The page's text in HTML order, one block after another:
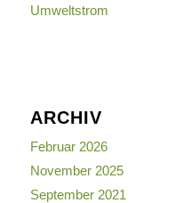
Umweltstrom
ARCHIV
Februar 2026
November 2025
September 2021